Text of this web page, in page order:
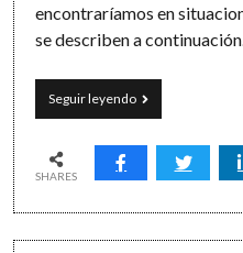
encontraríamos en
se describen a continuación.
Seguir leyendoCinco
engranajes
GTD
SHARES